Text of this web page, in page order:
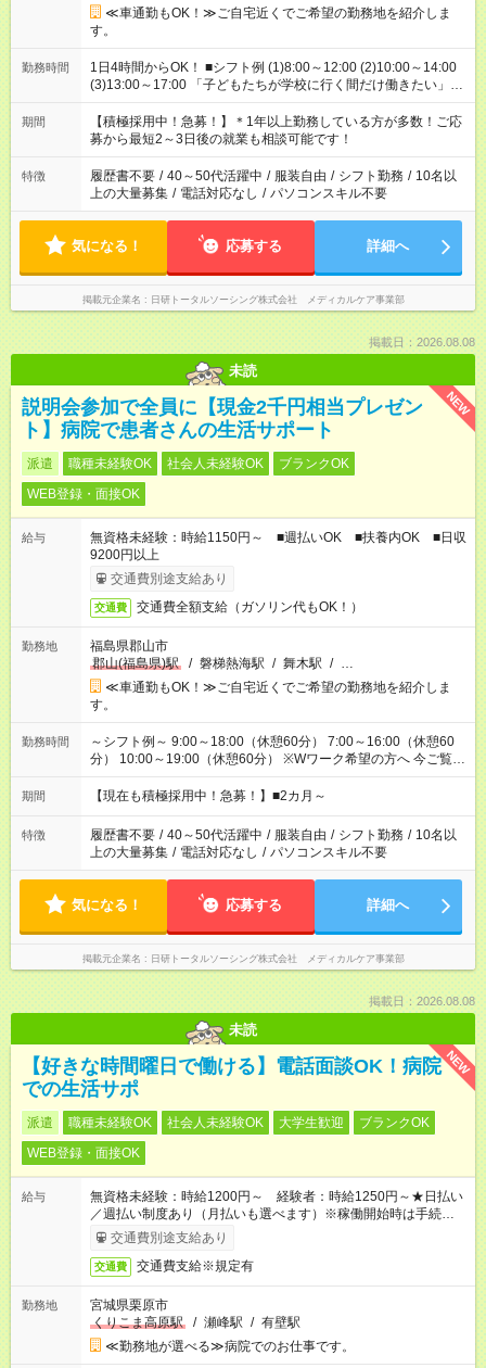
≪車通勤もOK！≫ご自宅近くでご希望の勤務地を紹介しま
す。
勤務時間
1日4時間からOK！ ■シフト例 (1)8:00～12:00 (2)10:00～14:00
(3)13:00～17:00 「子どもたちが学校に行く間だけ働きたい」
「余裕を持って夕飯の準備がしたい」 「午前中は働いて、午後
はプライベートの時間にしたい」 など、ご希望を教えてくださ
いね。 ※Wワーク希望の方へ 今ご覧のお仕事で希望する勤務時
間と、もう1つのお仕事の勤務時間。 合計で週40時間を超える
場合は応募できません。
期間
【積極採用中！急募！】＊1年以上勤務している方が多数！ご応
募から最短2～3日後の就業も相談可能です！
特徴 履歴書不要 / 40～50代活躍中 / 服装自由 / シフト勤務 / 10名以
上の大量募集 / 電話対応なし / パソコンスキル不要
気になる！ 応募する 詳細へ
掲載元企業名 日研トータルソーシング株式会社 メディカルケア事業部
掲載日：2026.08.08
未読
NEW
説明会参加で全員に【現金2千円相当プレゼン
ト】病院で患者さんの生活サポート
派遣 職種未経験OK 社会人未経験OK
ブランクOK
WEB登録・面接OK
給与
無資格未経験：時給1150円～ ■週払いOK ■扶養内OK ■日収
9200円以上
交通費別途支給あり
交通費 交通費全額支給（ガソリン代もOK！）
勤務地
福島県郡山市
郡山(福島県)駅
/ 磐梯熱海駅 / 舞木駅 / …
≪車通勤もOK！≫ご自宅近くでご希望の勤務地を紹介しま
す。
勤務時間
～シフト例～ 9:00～18:00（休憩60分） 7:00～16:00（休憩60
分） 10:00～19:00（休憩60分） ※Wワーク希望の方へ 今ご覧の
お仕事で希望する勤務時間と、もう1つのお仕事の勤務時間の合
計が 週40時間を超えなければOKです。
期間 【現在も積極採用中！急募！】■2カ月～
特徴 履歴書不要 / 40～50代活躍中 / 服装自由 / シフト勤務 / 10名以
上の大量募集 / 電話対応なし / パソコンスキル不要
気になる！ 応募する 詳細へ
掲載元企業名 日研トータルソーシング株式会社 メディカルケア事業部
掲載日：2026.08.08
未読
NEW
【好きな時間曜日で働ける】電話面談OK！病院
での生活サポ
派遣 職種未経験OK 社会人未経験OK 大学生歓迎
ブランクOK
WEB登録・面接OK
給与
無資格未経験：時給1200円～ 経験者：時給1250円～★日払い
／週払い制度あり（月払いも選べます）※稼働開始時は手続き完
了次第のお支払いとなります。
交通費別途支給あり
交通費 交通費支給※規定有
勤務地
宮城県栗原市
くりこま高原駅
/ 瀬峰駅 / 有壁駅
≪勤務地が選べる≫病院でのお仕事です。